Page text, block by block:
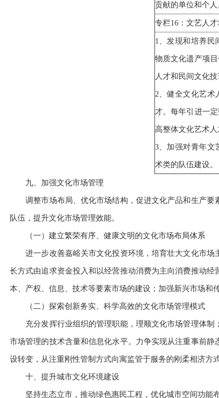
贡献的单位和个
专栏16：文艺人
1、发现和培养民
物质文化遗产项
人才和民间文化
2、健全文化艺术
才。每年引进一
高整体文化艺术
3、加强对青年文
术类的队伍建设
九、加强文化市场管理
调整市场布局、优化市场结构，促进文化产品和生产
队伍，提升文化市场管理效能。
（一）建立繁荣有序、健康文明的文化市场布局体系
进一步改善嘉峪关市文化投资环境，培育壮大文化市
长方式由追求资金投入和以经营推动消费为主向消费推动
本、产权、信息、技术等要素市场的建设；加强新兴市场
（二）探索创新务实、科学高效的文化市场管理模式
充分发挥行业组织的管理职能，理顺文化市场管理体
市场管理的技术含量和信息化水平。 力争实现从注重事前静
设转变，从注重刚性管制方式向寓监管于服务的刚柔相济
十、提升城市文化环境建设
坚持生态立市，推动绿色惠民工程，优化城市空间功能